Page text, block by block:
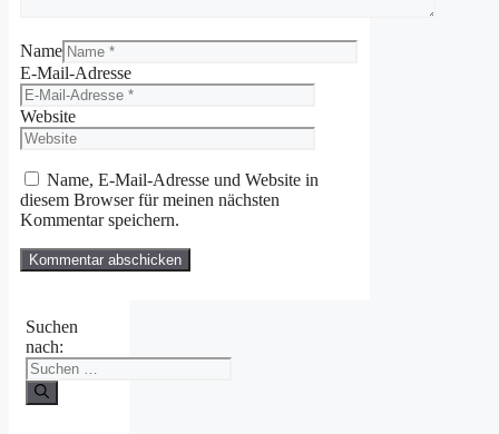
Name
E-Mail-Adresse
Website
Name, E-Mail-Adresse und Website in
diesem Browser für meinen nächsten
Kommentar speichern.
Suchen
nach: